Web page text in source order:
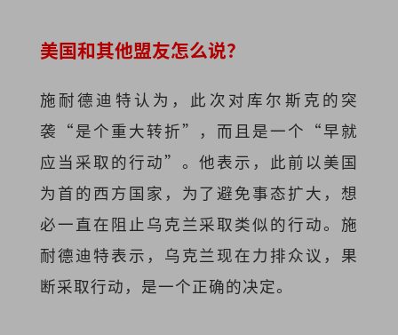
美国和其他盟友怎么说？
施耐德迪特认为，此次对库尔斯克的突
袭“是个重大转折”，而且是一个“早就
应当采取的行动”。他表示，此前以美国
为首的西方国家，为了避免事态扩大，想
必一直在阻止乌克兰采取类似的行动。施
耐德迪特表示，乌克兰现在力排众议，果
断采取行动，是一个正确的决定。